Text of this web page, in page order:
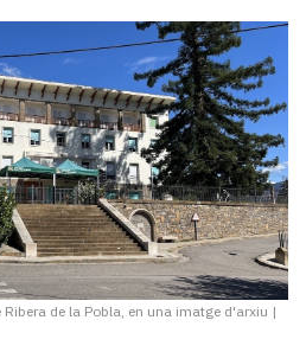
de la Pobla, en una imatge d'arxiu |